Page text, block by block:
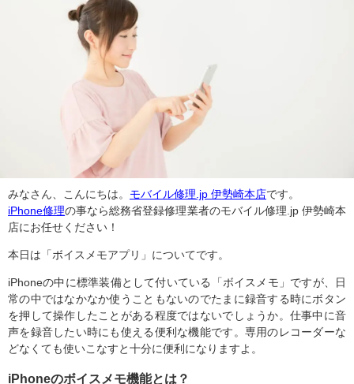
みなさん、こんにちは。 モバイル修理.jp 伊勢崎本店です。
iPhone修理の事なら総務省登録修理業者のモバイル修理.jp 伊勢崎本
店にお任せください！
本日は「ボイスメモアプリ」についてです。
iPhoneの中に標準装備として付いている「ボイスメモ」ですが、日
常の中ではなかなか使うこともないのでたまに録音する時にボタン
を押して操作したことがある程度ではないでしょうか。仕事中に音
声を録音したい時にも使える便利な機能です。専用のレコーダーな
どなくても使いこなすと十分に便利になりますよ。
iPhoneのボイスメモ機能とは？